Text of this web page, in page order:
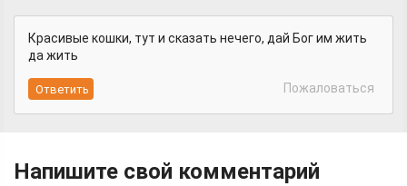
Красивые кошки, тут и сказать нечего, дай Бог им жить
да жить
Пожаловаться
Напишите свой комментарий